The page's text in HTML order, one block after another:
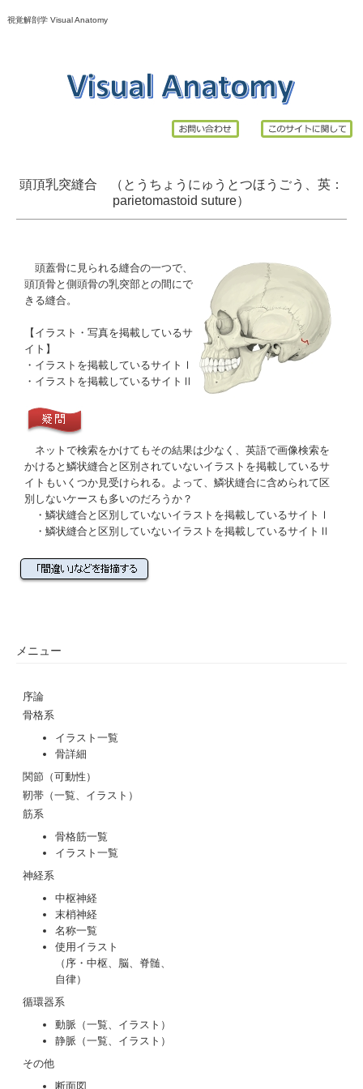
視覚解剖学 Visual Anatomy
頭頂乳突縫合 （とうちょうにゅうとつほうごう、英：
parietomastoidsuture）
頭蓋骨に見られる縫合の一つで、
頭頂骨と側頭骨の乳突部との間にで
きる縫合。
【イラスト・写真を掲載しているサ
イト】
・ イラストを掲載しているサイトⅠ
・ イラストを掲載しているサイトⅡ
ネットで検索をかけてもその結果は少なく、英語で画像検索を
かけると鱗状縫合と区別されていないイラストを掲載しているサ
イトもいくつか見受けられる。よって、鱗状縫合に含められて区
別しないケースも多いのだろうか？
・鱗状縫合と区別していないイラストを掲載しているサイトⅠ
・鱗状縫合と区別していないイラストを掲載しているサイトⅡ
メニュー